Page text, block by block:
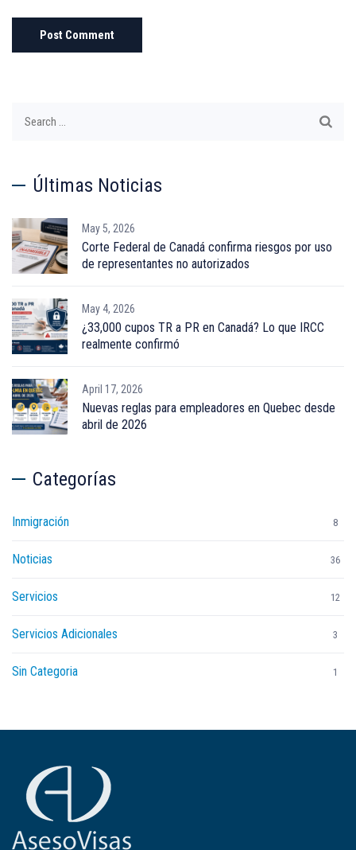
Últimas Noticias
May 5, 2026
Corte Federal de Canadá confirma riesgos por uso
de representantes no autorizados
May 4, 2026
¿33,000 cupos TR a PR en Canadá? Lo que IRCC
realmente confirmó
April 17, 2026
Nuevas reglas para empleadores en Quebec desde
abril de 2026
Categorías
Inmigración 8
Noticias 36
Servicios 12
Servicios Adicionales 3
Sin Categoria 1